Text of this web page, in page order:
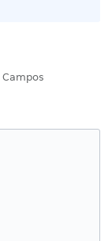
Campos